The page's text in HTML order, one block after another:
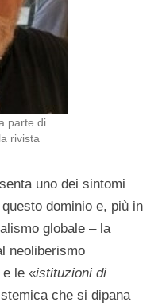
parte di
rivista
uno dei sintomi
dominio e, più in
globale – la
neoliberismo
e le «istituzioni di
che si dipana